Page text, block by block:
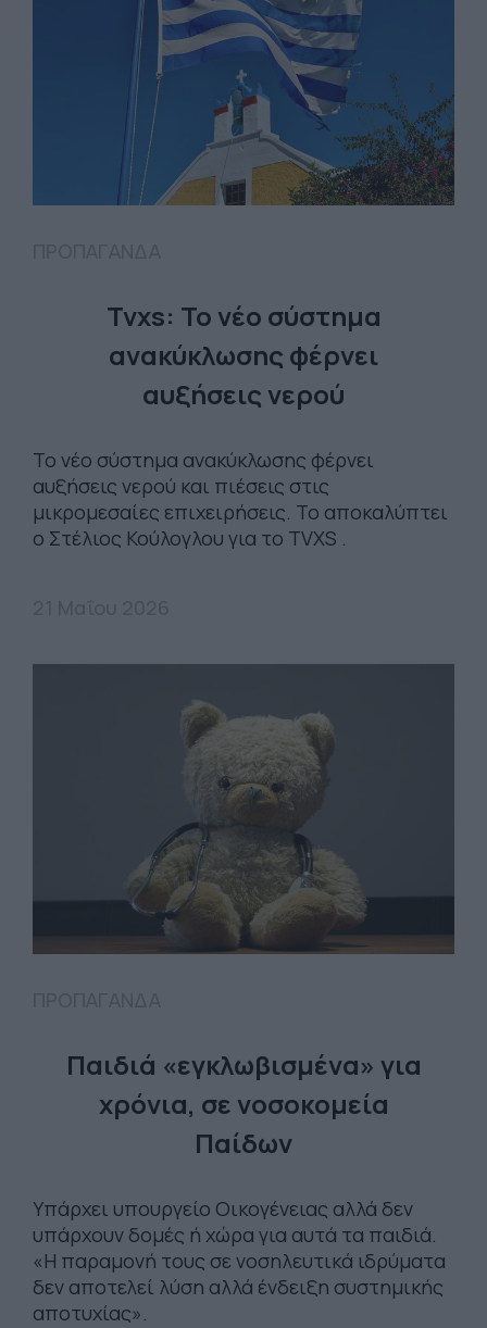
Tvxs: Το νέο σύστημα
ανακύκλωσης φέρνει
αυξήσεις νερού
Το νέο σύστημα ανακύκλωσης φέρνει
αυξήσεις νερού και πιέσεις στις
μικρομεσαίες επιχειρήσεις. Το αποκαλύπτει
ο Στέλιος Κούλογλου για το TVXS .
Παιδιά «εγκλωβισμένα» για
χρόνια, σε νοσοκομεία
Παίδων
Υπάρχει υπουργείο Οικογένειας αλλά δεν
υπάρχουν δομές ή χώρα για αυτά τα παιδιά.
«Η παραμονή τους σε νοσηλευτικά ιδρύματα
δεν αποτελεί λύση αλλά ένδειξη συστημικής
αποτυχίας».